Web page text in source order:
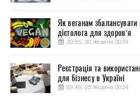
Як веганам
дієтолога для здоров’я
20:55, 30 Жовтня 2024
Реєстрація та
для бізнесу в Україні
09:49, 05 Жовтня 2024